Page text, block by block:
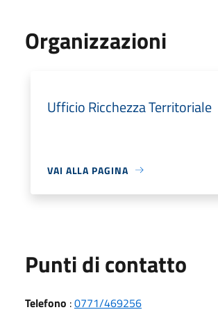
Organizzazioni
Ufficio Ricchezza Territoriale
VAI ALLA PAGINA
Punti di contatto
Telefono :0771/469256